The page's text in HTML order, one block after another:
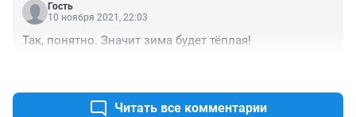
Гость
10 ноября 2021, 22:03
Так, понятно. Значит зима будет тёплая!
Читать все комментарии